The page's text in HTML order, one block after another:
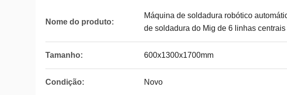
Nome do produto:
Máquina de soldadura robótico
de soldadura do Mig de 6 linhas centrais
Tamanho: 600x1300x1700mm
Condição: Novo